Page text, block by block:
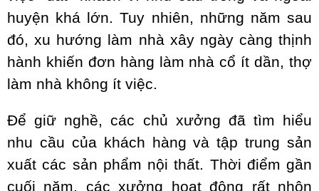
huyện khá lớn. Tuy nhiên, những năm sau
đó, xu hướng làm nhà xây ngày càng thịnh
hành khiến đơn hàng làm nhà cổ ít dần, thợ
làm nhà không ít việc.
Để giữ nghề, các chủ xưởng đã tìm hiểu
nhu cầu của khách hàng và tập trung sản
xuất các sản phẩm nội thất. Thời điểm gần
cuối năm, các xưởng hoạt động rất nhộn